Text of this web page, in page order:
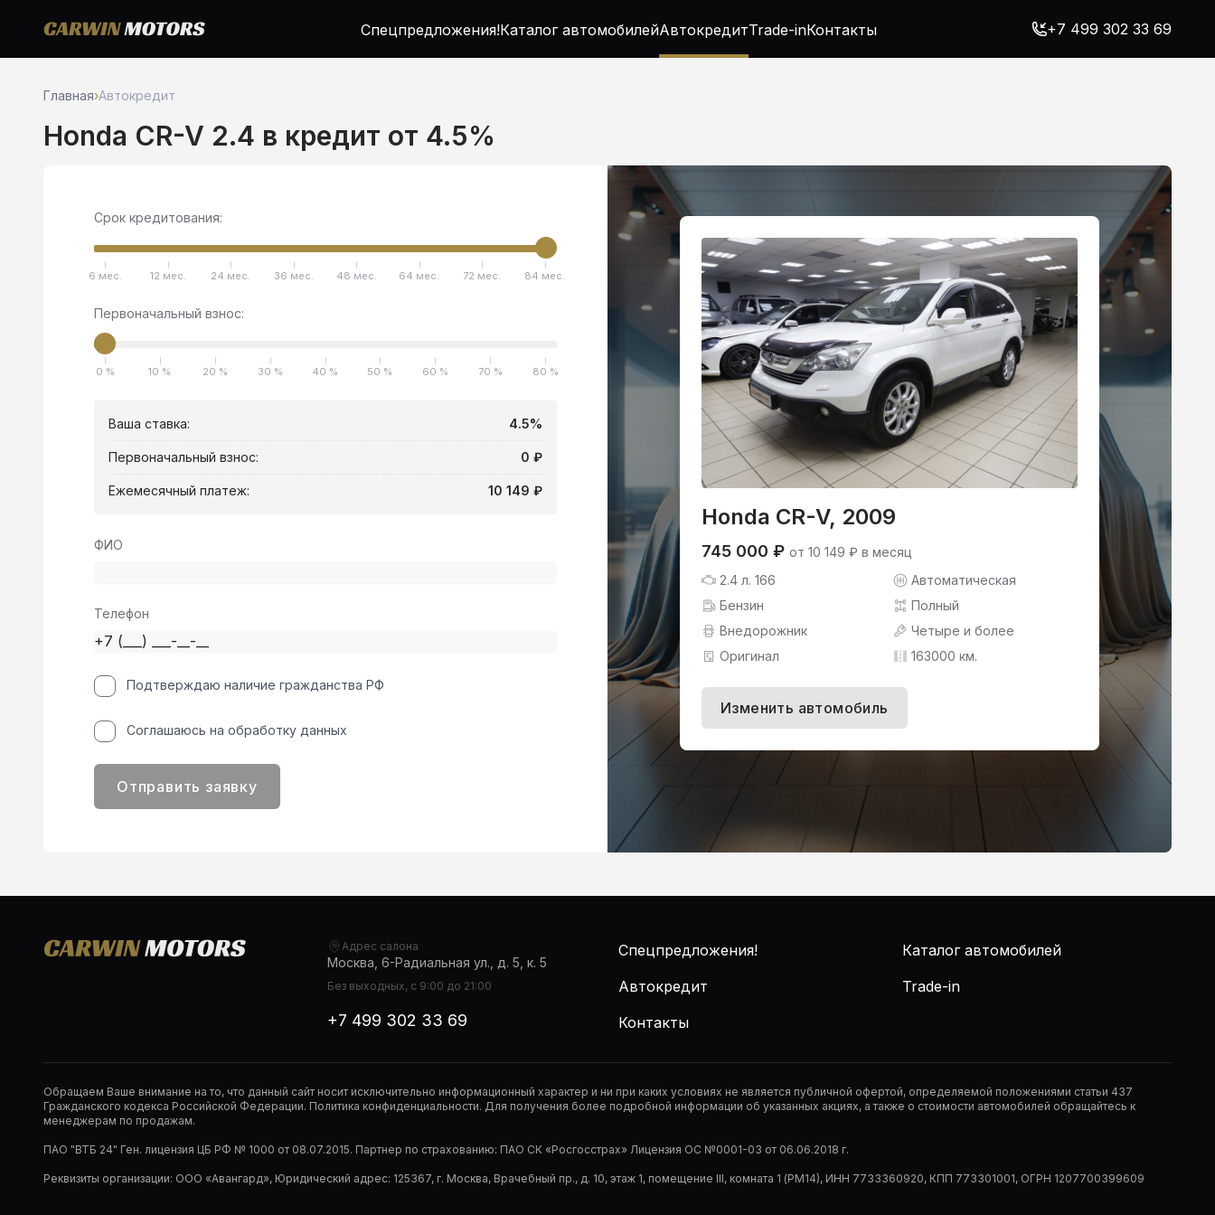
Спецпредложения!Каталог автомобилейАвтокредитTrade-inКонтакты +7 499 302 33 69
Главная›Автокредит
Honda CR-V 2.4 в кредит от 4.5%
Honda CR-V, 2009
745 000 ₽ от 10 149 ₽ в месяц
2.4 л. 166
Автоматическая
Бензин
Полный
Внедорожник
Четыре и более
Оригинал
163000 км.
Изменить автомобиль
Срок кредитования:
6 мес. 12 мес. 24 мес. 36 мес. 48 мес. 64 мес. 72 мес. 84 мес.
Первоначальный взнос:
0 % 10 % 20 % 30 % 40 % 50 % 60 % 70 % 80 %
Ваша ставка: 4.5%
Первоначальный взнос: 0 ₽
Ежемесячный платеж: 10 149 ₽
ФИО
Телефон
Подтверждаю наличие гражданства РФ
Соглашаюсь на обработку данных
Отправить заявку
Адрес салона
Москва, 6-Радиальная ул., д. 5, к. 5
Без выходных, с 9:00 до 21:00
+7 499 302 33 69
Спецпредложения!
Каталог автомобилей
Автокредит
Trade-in
Контакты
Обращаем Ваше внимание на то, что данный сайт носит исключительно информационный характер и ни при каких условиях не является публичной офертой, определяемой положениями статьи 437
Гражданского кодекса Российской Федерации. Политика конфиденциальности. Для получения более подробной информации об указанных акциях, а также о стоимости автомобилей обращайтесь к
менеджерам по продажам.
ПАО "ВТБ 24" Ген. лицензия ЦБ РФ № 1000 от 08.07.2015. Партнер по страхованию: ПАО СК «Росгосстрах» Лицензия ОС №0001-03 от 06.06.2018 г.
Реквизиты организации: ООО «Авангард», Юридический адрес: 125367, г. Москва, Врачебный пр., д. 10, этаж 1, помещение III, комната 1 (РМ14), ИНН 7733360920, КПП 773301001, ОГРН 1207700399609